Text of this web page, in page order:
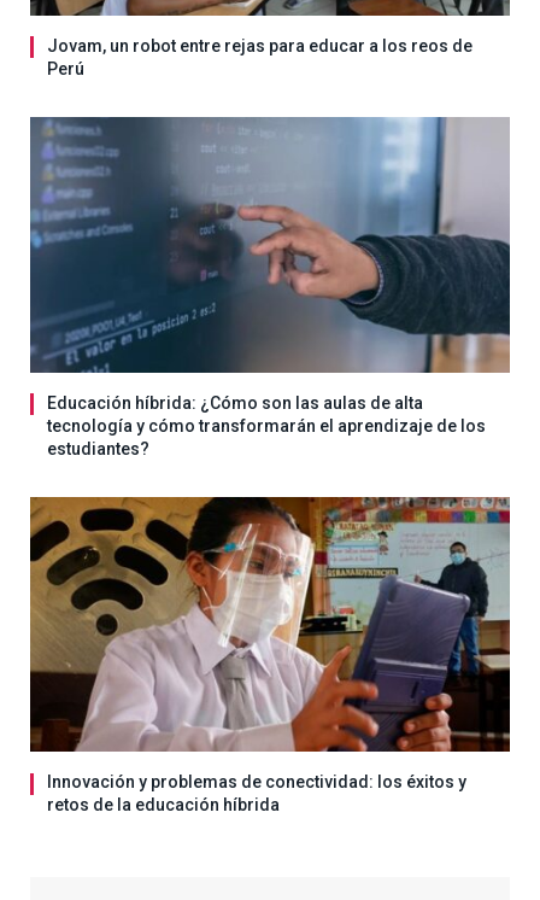
Jovam, un robot entre rejas para educar a los reos de
Perú
Educación híbrida: ¿Cómo son las aulas de alta
tecnología y cómo transformarán el aprendizaje de los
estudiantes?
Innovación y problemas de conectividad: los éxitos y
retos de la educación híbrida